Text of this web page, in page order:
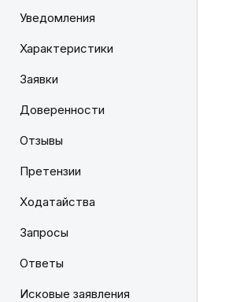
Уведомления
Характеристики
Заявки
Доверенности
Отзывы
Претензии
Ходатайства
Запросы
Ответы
Исковые заявления